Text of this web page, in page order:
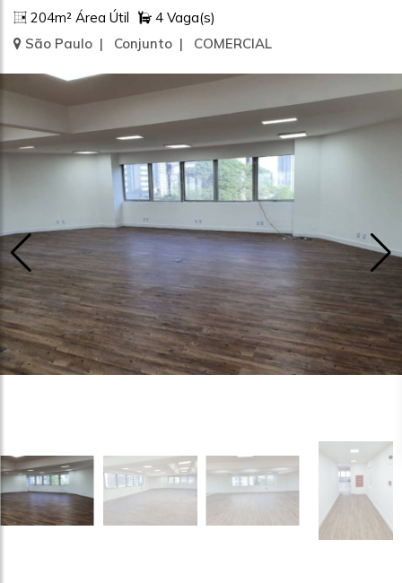
204m² Área Útil
4 Vaga(s)
São Paulo | Conjunto | COMERCIAL